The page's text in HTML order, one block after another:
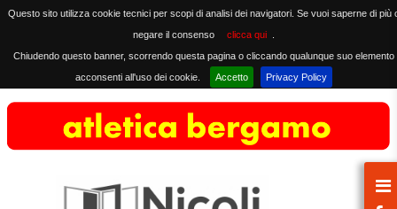
Questo sito utilizza cookie tecnici per scopi di analisi dei navigatori. Se vuoi saperne di più
negare il consenso
clicca qui
Chiudendo questo banner, scorrendo questa pagina o cliccando qualunque suo elemento
acconsenti all'uso dei cookie.
Accetto Privacy Policy